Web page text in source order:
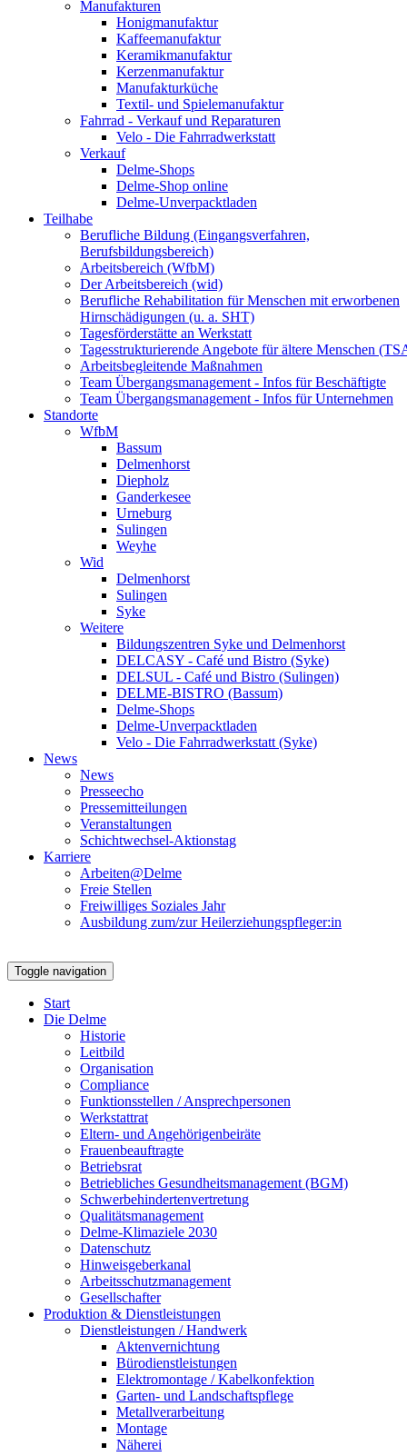
Manufakturen
Honigmanufaktur
Kaffeemanufaktur
Keramikmanufaktur
Kerzenmanufaktur
Manufakturküche
Textil- und Spielemanufaktur
Fahrrad - Verkauf und Reparaturen
Velo - Die Fahrradwerkstatt
Verkauf
Delme-Shops
Delme-Shop online
Delme-Unverpacktladen
Teilhabe
Berufliche Bildung (Eingangsverfahren,
Berufsbildungsbereich)
Arbeitsbereich (WfbM)
Der Arbeitsbereich (wid)
Berufliche Rehabilitation für Menschen mit erworbenen
Hirnschädigungen (u. a. SHT)
Tagesförderstätte an Werkstatt
Tagesstrukturierende Angebote für ältere Menschen
Arbeitsbegleitende Maßnahmen
Team Übergangsmanagement - Infos für Beschäftigte
Team Übergangsmanagement - Infos für Unternehmen
Standorte
WfbM
Bassum
Delmenhorst
Diepholz
Ganderkesee
Urneburg
Sulingen
Weyhe
Wid
Delmenhorst
Sulingen
Syke
Weitere
Bildungszentren Syke und Delmenhorst
DELCASY - Café und Bistro (Syke)
DELSUL - Café und Bistro (Sulingen)
DELME-BISTRO (Bassum)
Delme-Shops
Delme-Unverpacktladen
Velo - Die Fahrradwerkstatt (Syke)
News
News
Presseecho
Pressemitteilungen
Veranstaltungen
Schichtwechsel-Aktionstag
Karriere
Arbeiten@Delme
Freie Stellen
Freiwilliges Soziales Jahr
Ausbildung zum/zur Heilerziehungspfleger:in
Toggle navigation
Start
Die Delme
Historie
Leitbild
Organisation
Compliance
Funktionsstellen / Ansprechpersonen
Werkstattrat
Eltern- und Angehörigenbeiräte
Frauenbeauftragte
Betriebsrat
Betriebliches Gesundheitsmanagement (BGM)
Schwerbehindertenvertretung
Qualitätsmanagement
Delme-Klimaziele 2030
Datenschutz
Hinweisgeberkanal
Arbeitsschutzmanagement
Gesellschafter
Produktion & Dienstleistungen
Dienstleistungen / Handwerk
Aktenvernichtung
Bürodienstleistungen
Elektromontage / Kabelkonfektion
Garten- und Landschaftspflege
Metallverarbeitung
Montage
Näherei